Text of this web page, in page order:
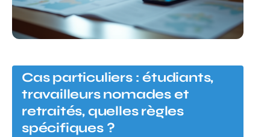
Cas particuliers : étudiants,
travailleurs nomades et
retraités, quelles règles
spécifiques ?